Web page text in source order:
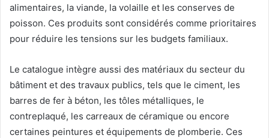
alimentaires, la viande, la volaille et les conserves de
poisson. Ces produits sont considérés comme prioritaires
pour réduire les tensions sur les budgets familiaux.
Le catalogue intègre aussi des matériaux du secteur du
bâtiment et des travaux publics, tels que le ciment, les
barres de fer à béton, les tôles métalliques, le
contreplaqué, les carreaux de céramique ou encore
certaines peintures et équipements de plomberie. Ces